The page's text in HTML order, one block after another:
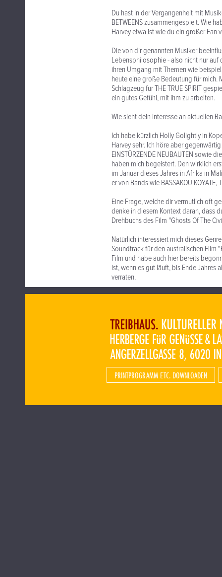
Du hast in der Vergangenheit mit
BETWEENS zusammengespielt. Wie
Harvey etwa ist wie du ein großer Fan
Die von dir genannten Musiker
Lebensphilosophie - also nicht nur auf
ihren Umgang mit Themen wie
heute eine große Bedeutung für mich.
Schlagzeug für THE TRUE SPIRIT
ein gutes Gefühl, mit ihm zu arbeiten.
Wie sieht dein Interesse an aktuellen
Ich habe kürzlich Holly Golightly in
Harvey sehr. Ich höre aber
EINSTÜRZENDE NEUBAUTEN sowie
haben mich begeistert. Den wirklich
im Januar dieses Jahres in Afrika in
er von Bands wie BASSAKOU
Eine Frage, welche dir vermutlich oft
denke in diesem Kontext daran, dass
Drehbuchs des Film "Ghosts Of The
Natürlich interessiert mich dieses
Soundtrack für den australischen Film
Film und habe auch hier bereits
ist, wenn es gut läuft, bis Ende Jahres
verraten.
PRINTPROGRAMM ETC. DOWNLOADEN